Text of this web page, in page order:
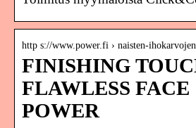
http s://www.power.fi › naisten-
FINISHING
FLAWLESS
POWER